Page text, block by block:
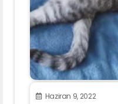
Haziran 9, 2022